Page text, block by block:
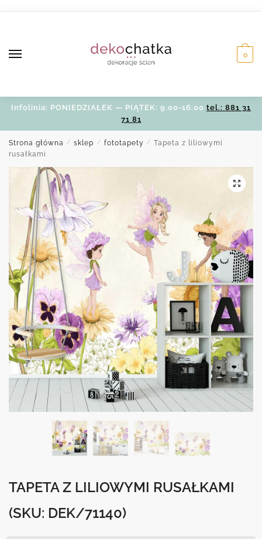
0
Infolinia: PONIEDZIAŁEK — PIĄTEK: 9.00-16.00 tel.: 881 31
71 81
Strona główna / sklep / fototapety / Tapeta z liliowymi
rusałkami
TAPETA Z LILIOWYMI RUSAŁKAMI
(SKU: DEK/71140)